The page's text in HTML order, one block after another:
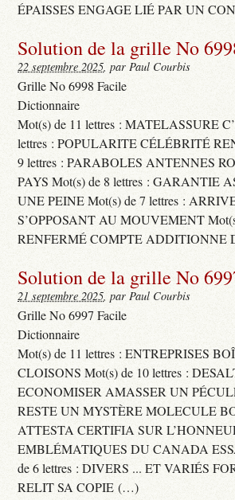
ÉPAISSES ENGAGE LIÉ PAR UN
Solution de la grille No
22 septembre 2025, par Paul Courbis
Grille No 6998 Facile
Dictionnaire
Mot(s) de 11 lettres : MATELASSURE
lettres : POPULARITE CÉLÉBRITÉ
9 lettres : PARABOLES ANTENNES
PAYS Mot(s) de 8 lettres : GARANTIE
UNE PEINE Mot(s) de 7 lettres :
S’OPPOSANT AU MOUVEMENT
RENFERMÉ COMPTE ADDITIONNE
Solution de la grille No
21 septembre 2025, par Paul Courbis
Grille No 6997 Facile
Dictionnaire
Mot(s) de 11 lettres : ENTREPRISES
CLOISONS Mot(s) de 10 lettres :
ECONOMISER AMASSER UN
RESTE UN MYSTÈRE MOLECULE
ATTESTA CERTIFIA SUR
EMBLÉMATIQUES DU CANADA
de 6 lettres : DIVERS ... ET VARIÉS
RELIT SA COPIE (…)